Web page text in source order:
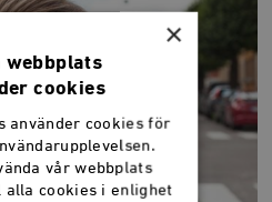
×
webbplats
cookies
använder cookies för
vår webbplats
cookies i enlighet